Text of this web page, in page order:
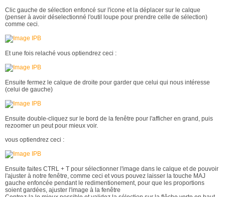
Clic gauche de sélection enfoncé sur l'icone et la déplacer sur le calque
(penser à avoir déselectionné l'outil loupe pour prendre celle de sélection)
comme ceci.
Et une fois relaché vous optiendrez ceci :
Ensuite fermez le calque de droite pour garder que celui qui nous intéresse
(celui de gauche)
Ensuite double-cliquez sur le bord de la fenêtre pour l'afficher en grand, puis
rezoomer un peut pour mieux voir.
vous optiendrez ceci :
Ensuite faites CTRL + T pour sélectionner l'image dans le calque et de pouvoir
l'ajuster à notre fenêtre, comme ceci et vous pouvez laisser la touche MAJ
gauche enfoncée pendant le redimentionement, pour que les proportions
soient gardées, ajuster l'image à la fenêtre